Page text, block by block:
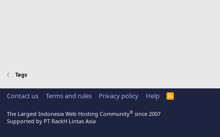
Tags
Contact us Terms and rules Privacy policy Help
R
The Largest Indonesia Web Hosting Community® since 2007
Supported by PT RackH Lintas Asia